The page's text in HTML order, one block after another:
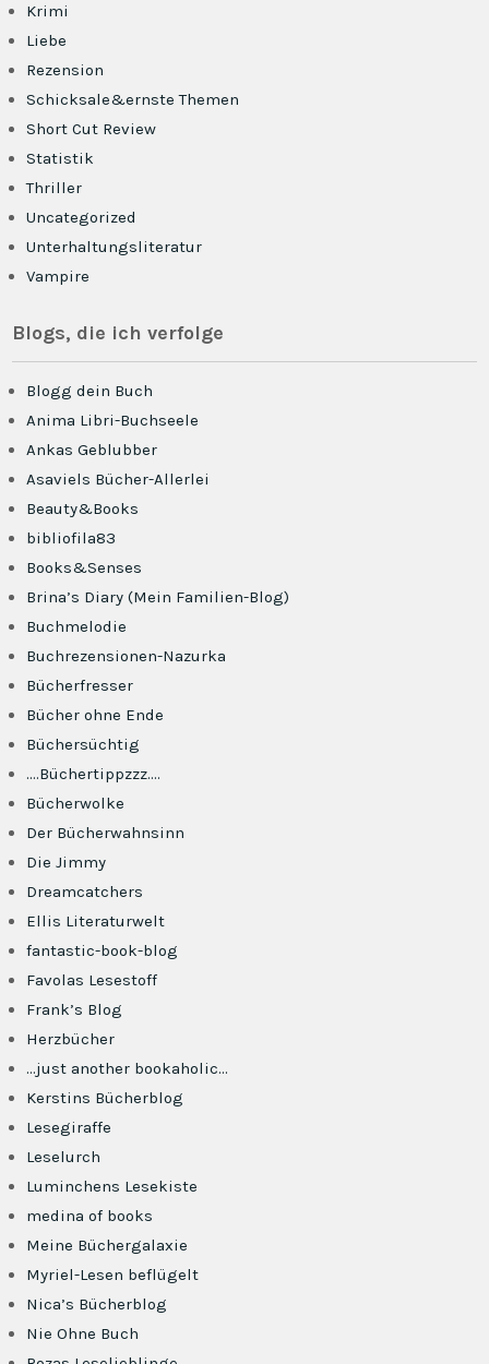
Krimi
Liebe
Rezension
Schicksale&ernste Themen
Short Cut Review
Statistik
Thriller
Uncategorized
Unterhaltungsliteratur
Vampire
Blogs, die ich verfolge
Blogg dein Buch
Anima Libri-Buchseele
Ankas Geblubber
Asaviels Bücher-Allerlei
Beauty&Books
bibliofila83
Books&Senses
Brina’s Diary (Mein Familien-Blog)
Buchmelodie
Buchrezensionen-Nazurka
Bücherfresser
Bücher ohne Ende
Büchersüchtig
….Büchertippzzz….
Bücherwolke
Der Bücherwahnsinn
Die Jimmy
Dreamcatchers
Ellis Literaturwelt
fantastic-book-blog
Favolas Lesestoff
Frank’s Blog
Herzbücher
…just another bookaholic…
Kerstins Bücherblog
Lesegiraffe
Leselurch
Luminchens Lesekiste
medina of books
Meine Büchergalaxie
Myriel-Lesen beflügelt
Nica’s Bücherblog
Nie Ohne Buch